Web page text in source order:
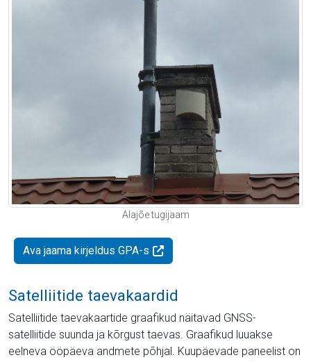
Alajõe tugijaam
Ava jaama kirjeldus GPA-s
Satelliitide taevakaardid
Satelliitide taevakaartide graafikud näitavad GNSS-
satelliitide suunda ja kõrgust taevas. Graafikud luuakse
eelneva ööpäeva andmete põhjal. Kuupäevade paneelist on